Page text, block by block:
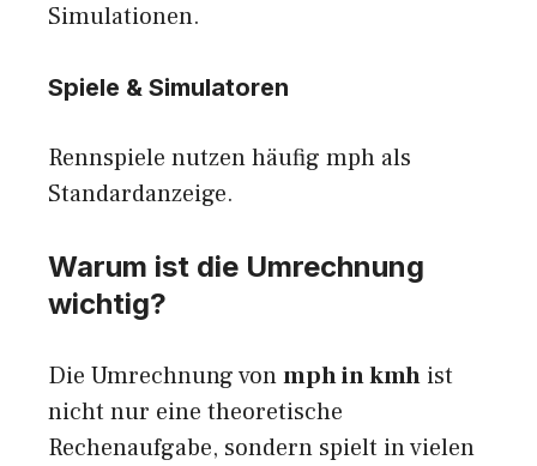
Simulationen.
Spiele & Simulatoren
Rennspiele nutzen häufig mph als
Standardanzeige.
Warum ist die Umrechnung
wichtig?
Die Umrechnung vonmph in kmh ist
nicht nur eine theoretische
Rechenaufgabe, sondern spielt in vielen